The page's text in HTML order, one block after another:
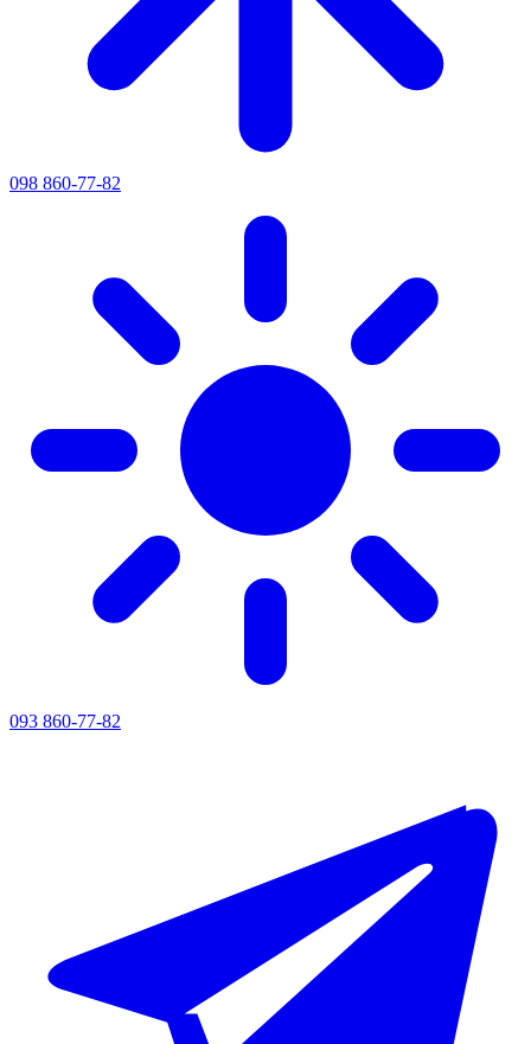
098 860-77-82
093 860-77-82